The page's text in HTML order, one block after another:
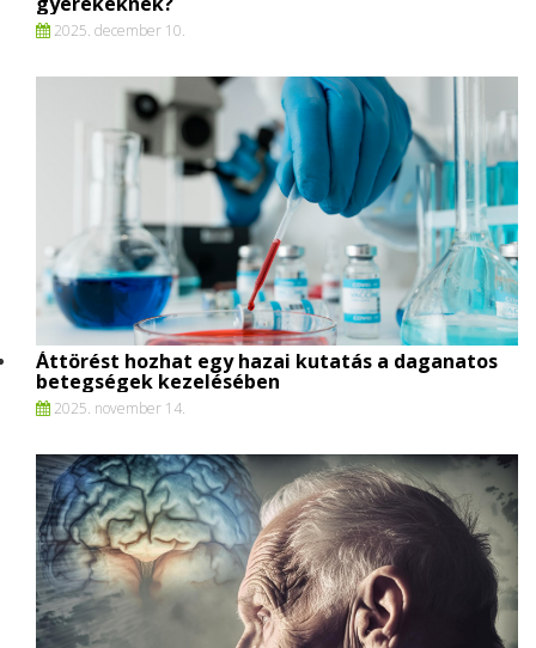
2025. december 10.
Áttörést hozhat egy hazai kutatás a daganatos
betegségek kezelésében
2025. november 14.